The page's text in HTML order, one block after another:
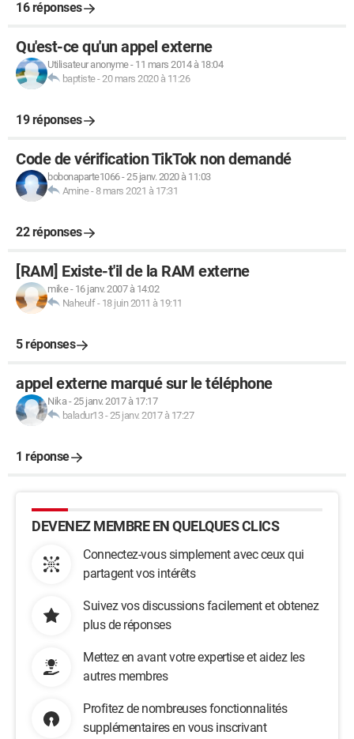
16 réponses
Qu'est-ce qu'un appel externe
Utilisateur anonyme- 11 mars 2014 à 18:04
baptiste-20 mars 2020 à 11:26
19 réponses
Code de vérification TikTok non demandé
bobonaparte1066-25 janv. 2020 à 11:03
Amine- 8 mars 2021 à 17:31
22 réponses
[RAM] Existe-t'il de la RAM externe
mike- 16 janv. 2007 à 14:02
Naheulf- 18 juin 2011 à 19:11
5 réponses
appel externe marqué sur le téléphone
Nika-25 janv. 2017 à 17:17
baladur13-25 janv. 2017 à 17:27
1 réponse
DEVENEZ MEMBRE EN QUELQUES CLICS
Connectez-vous simplement avec ceux qui
partagent vos intérêts
Suivez vos discussions facilement et obtenez
plus de réponses
Mettez en avant votre expertise et aidez les
autres membres
Profitez de nombreuses fonctionnalités
supplémentaires en vous inscrivant